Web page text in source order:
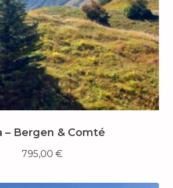
– Bergen & Comté
795,00 €